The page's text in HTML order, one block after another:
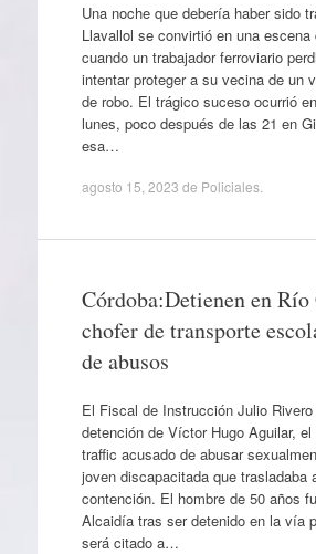
Una noche que debería haber sido
Llavallol se convirtió en una escena
cuando un trabajador ferroviario
intentar proteger a su vecina de un
de robo. El trágico suceso ocurrió
lunes, poco después de las 21 en
esa…
agosto 15, 2023 de Policiales.
Córdoba:Detienen en Río
chofer de transporte
de abusos
El Fiscal de Instrucción Julio
detención de Víctor Hugo Aguilar,
traffic acusado de abusar
joven discapacitada que trasladaba
contención. El hombre de 50 años
Alcaidía tras ser detenido en la vía
será citado a…